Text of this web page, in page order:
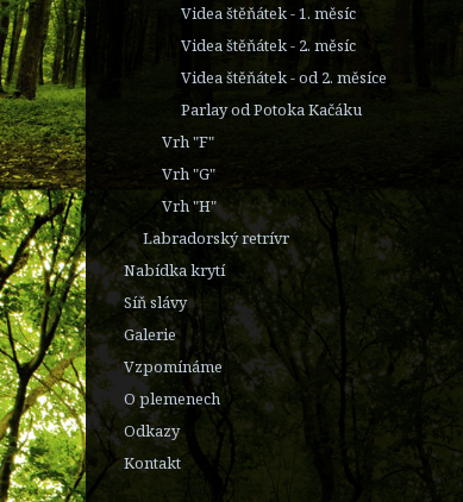
Videa štěňátek - 1. měsíc
Videa štěňátek - 2. měsíc
Videa štěňátek - od 2. měsíce
Parlay od Potoka Kačáku
Vrh "F"
Vrh "G"
Vrh "H"
Labradorský retrívr
Nabídka krytí
Síň slávy
Galerie
Vzpomínáme
O plemenech
Odkazy
Kontakt